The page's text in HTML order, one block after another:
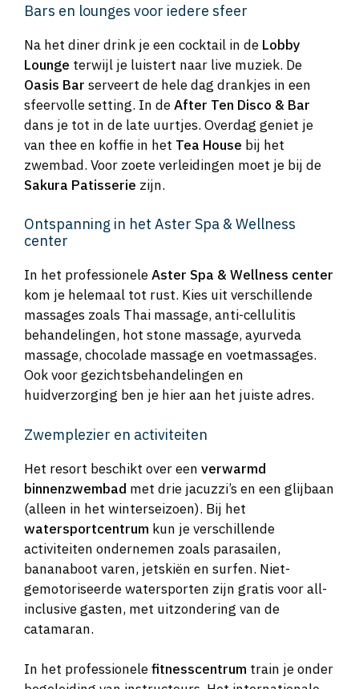
Bars en lounges voor iedere sfeer
Na het diner drink je een cocktail in de Lobby
Lounge terwijl je luistert naar live muziek. De
Oasis Bar serveert de hele dag drankjes in een
sfeervolle setting. In deAfter Ten Disco & Bar
dans je tot in de late uurtjes. Overdag geniet je
van thee en koffie in het Tea House bij het
zwembad. Voor zoete verleidingen moet je bij de
Sakura Patisserie zijn.
Ontspanning in het Aster Spa & Wellness
center
In het professioneleAster Spa & Wellness center
kom je helemaal tot rust. Kies uit verschillende
massages zoals Thai massage, anti-cellulitis
behandelingen, hot stone massage, ayurveda
massage, chocolade massage en voetmassages.
Ook voor gezichtsbehandelingen en
huidverzorging ben je hier aan het juiste adres.
Zwemplezier en activiteiten
Het resort beschikt over een verwarmd
binnenzwembad met drie jacuzzi’s en een glijbaan
(alleen in het winterseizoen). Bij het
watersportcentrum kun je verschillende
activiteiten ondernemen zoals parasailen,
bananaboot varen, jetskiën en surfen. Niet-
gemotoriseerde watersporten zijn gratis voor all-
inclusive gasten, met uitzondering van de
catamaran.
In het professionelefitnesscentrum train je onder